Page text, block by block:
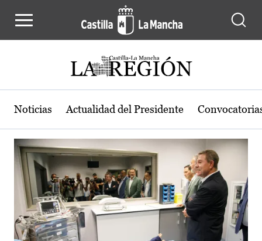
Actualidad de la región de Castilla-
Noticias Actualidad del Presidente